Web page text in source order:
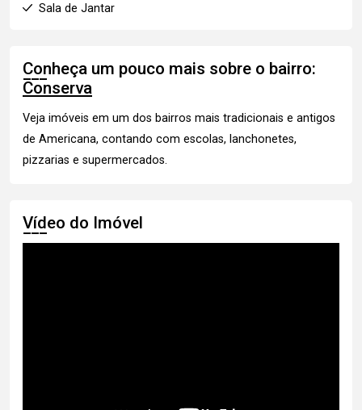
Sala de Jantar
Conheça um pouco mais sobre o bairro:
Conserva
Veja imóveis em um dos bairros mais tradicionais e antigos
de Americana, contando com escolas, lanchonetes,
pizzarias e supermercados.
Vídeo do Imóvel